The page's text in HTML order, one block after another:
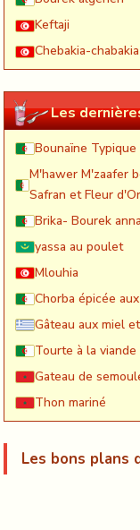
Keftaji
Chebakia-chabakia
Les
Bounaïne Typique
M'hawer M'zaafer
Safran et Fleur
Brika- Bourek
yassa au poulet
Mlouhia
Chorba épicée
Gâteau aux miel
Tourte à la
Gateau de
Thon mariné
Les bons plans